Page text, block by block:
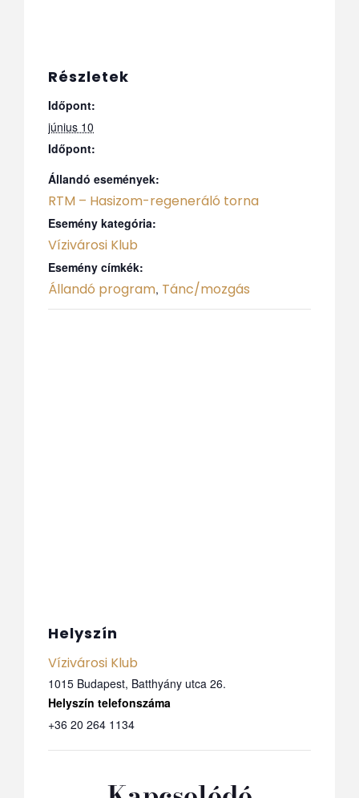
Részletek
Időpont:
június 10
Időpont:
Állandó események:
RTM – Hasizom-regeneráló torna
Esemény kategória:
Vízivárosi Klub
Esemény címkék:
Állandó program, Tánc/mozgás
Helyszín
Vízivárosi Klub
1015 Budapest, Batthyány utca 26.
+36 20 264 1134